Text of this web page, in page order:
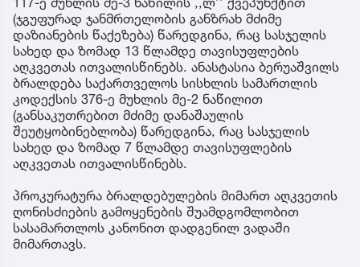
(ჯგუფურად ჯანმრთელობის განზრახ მძიმე
დაზიანების წაქეზება) წარედგინა, რაც სასჯელის
სახედ და ზომად 13 წლამდე თავისუფლების
აღკვეთას ითვალისწინებს. ანასტასია ბერუაშვილს
ბრალდება საქართველოს სისხლის სამართლის
კოდექსის 376-ე მუხლის მე-2 ნაწილით
(განსაკუთრებით მძიმე დანაშაულის
შეუტყობინებლობა) წარედგინა, რაც სასჯელის
სახედ და ზომად 7 წლამდე თავისუფლების
აღკვეთას ითვალისწინებს.
პროკურატურა ბრალდებულების მიმართ აღკვეთის
ღონისძიების გამოყენების შუამდგომლობით
სასამართლოს კანონით დადგენილ ვადაში
მიმართავს.